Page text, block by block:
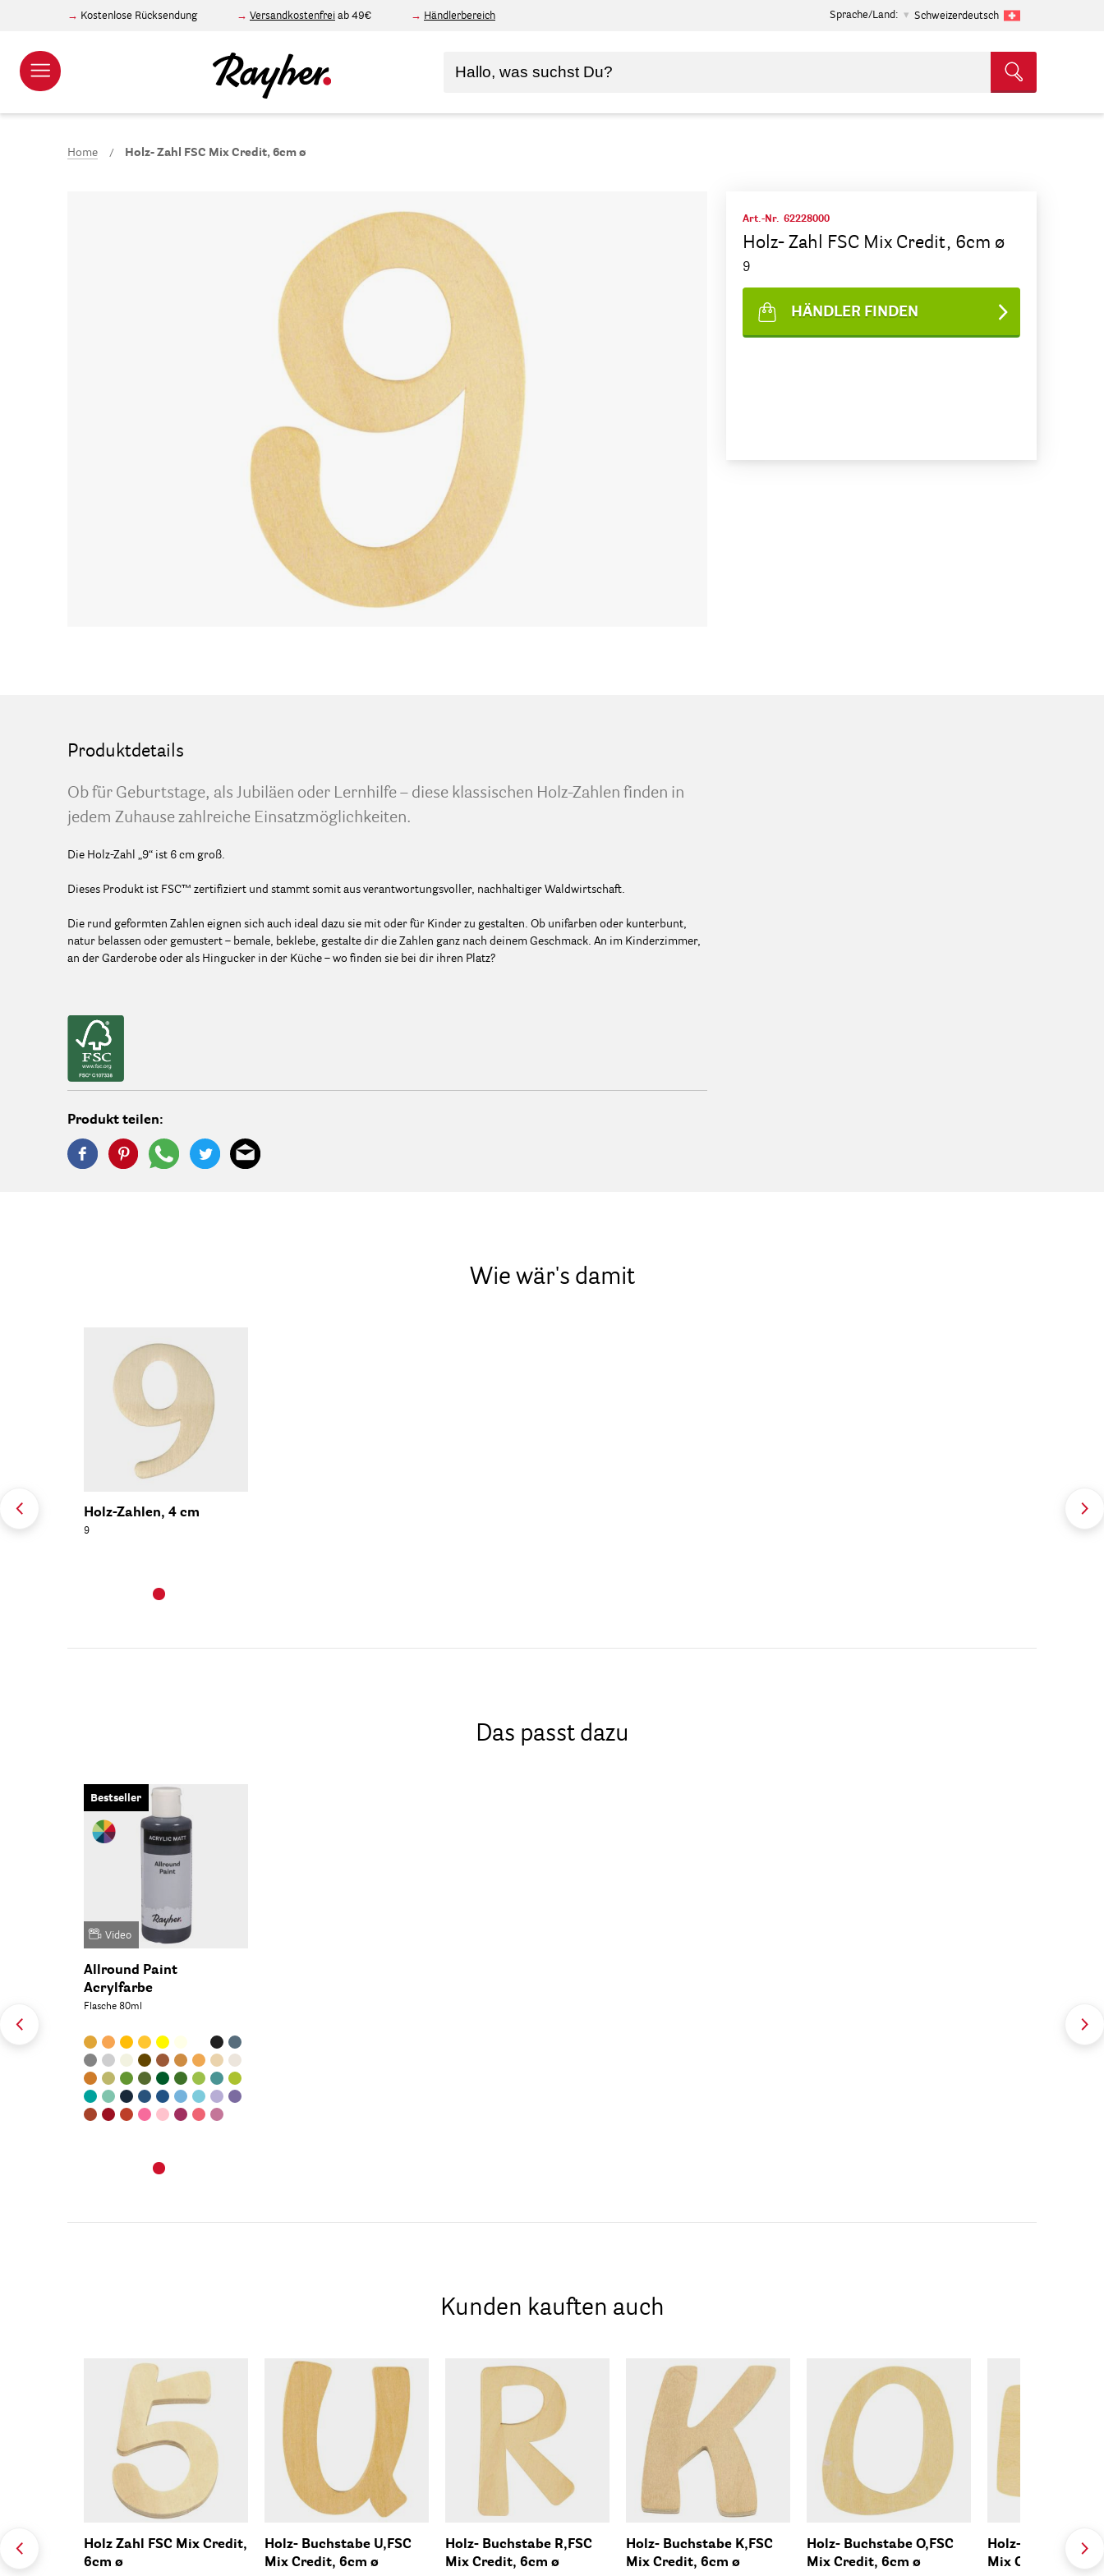
Kostenlose Rücksendung Versandkostenfrei ab 49€ Händlerbereich Sprache/Land: Schweizerdeutsch
Home Holz- Zahl FSC Mix Credit, 6cm ø
Art.-Nr. 62228000
Holz- Zahl FSC Mix Credit, 6cm ø
9
HÄNDLER FINDEN
Produktdetails
Ob für Geburtstage, als Jubiläen oder Lernhilfe – diese klassischen Holz-Zahlen finden in
jedem Zuhause zahlreiche Einsatzmöglichkeiten.
Die Holz-Zahl „9“ ist 6 cm groß.
Dieses Produkt ist FSC™ zertifiziert und stammt somit aus verantwortungsvoller, nachhaltiger Waldwirtschaft.
Die rund geformten Zahlen eignen sich auch ideal dazu sie mit oder für Kinder zu gestalten. Ob unifarben oder kunterbunt,
natur belassen oder gemustert – bemale, beklebe, gestalte dir die Zahlen ganz nach deinem Geschmack. An im Kinderzimmer,
an der Garderobe oder als Hingucker in der Küche – wo finden sie bei dir ihren Platz?
Produkt teilen:
Wie wär's damit
Holz-Zahlen, 4 cm
9
Das passt dazu
Bestseller
Video
Allround Paint
Acrylfarbe
Flasche 80ml
Kunden kauften auch
Holz Zahl FSC Mix Credit,
6cm ø
Holz- Buchstabe U,FSC
Mix Credit, 6cm ø
Holz- Buchstabe R,FSC
Mix Credit, 6cm ø
Holz- Buchstabe K,FSC
Mix Credit, 6cm ø
Holz- Buchstabe O,FSC
Mix Credit, 6cm ø
Holz- Buchstabe
Mix Credit, 6cm ø